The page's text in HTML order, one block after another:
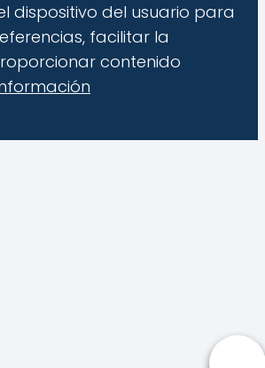
dispositivo del usuario para
facilitar la
contenido